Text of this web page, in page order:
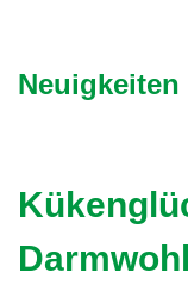
Neuigkeiten